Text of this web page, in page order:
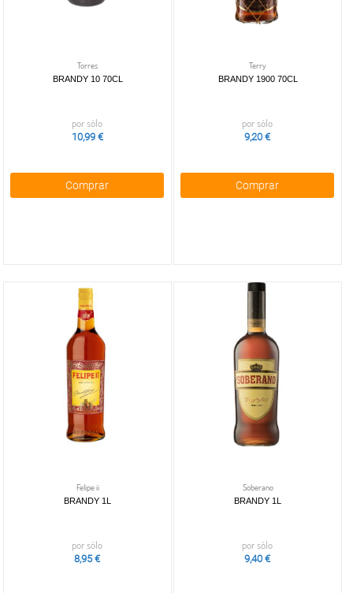
Torres
BRANDY 10 70CL
por sólo
10,99 €
Comprar
Terry
BRANDY 1900 70CL
por sólo
9,20 €
Comprar
Felipe ii
BRANDY 1L
por sólo
8,95 €
Soberano
BRANDY 1L
por sólo
9,40 €